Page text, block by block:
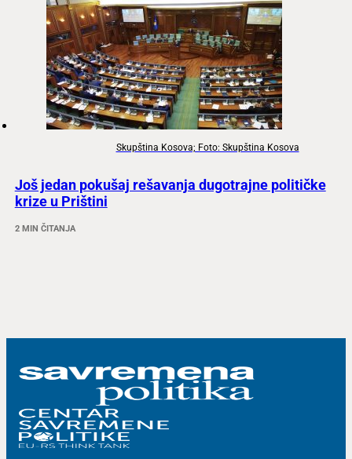
Skupština Kosova; Foto: Skupština Kosova
Još jedan pokušaj rešavanja dugotrajne političke
krize u Prištini
2 MIN ČITANJA